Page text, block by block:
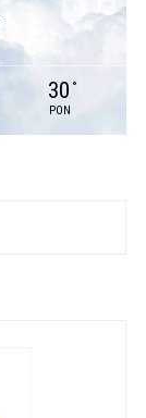
30 °
PON